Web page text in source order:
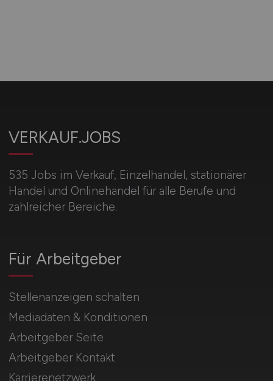
VERKAUF.JOBS
535 Jobs im Verkauf, Einzelhandel, stationärer
Handel und Onlinehandel für alle Berufe und
zahlreicher Bereiche.
Für Arbeitgeber
Stellenanzeigen schalten
Mediadaten & Konditionen
Arbeitgeber Seite
Arbeitgeber Kontakt
Karrierenetzwerk